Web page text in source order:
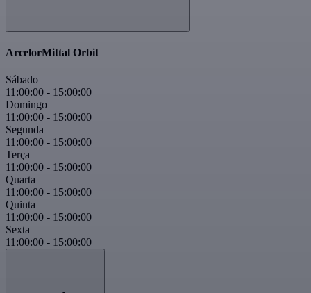
ArcelorMittal Orbit
Sábado
11:00:00 - 15:00:00
Domingo
11:00:00 - 15:00:00
Segunda
11:00:00 - 15:00:00
Terça
11:00:00 - 15:00:00
Quarta
11:00:00 - 15:00:00
Quinta
11:00:00 - 15:00:00
Sexta
11:00:00 - 15:00:00